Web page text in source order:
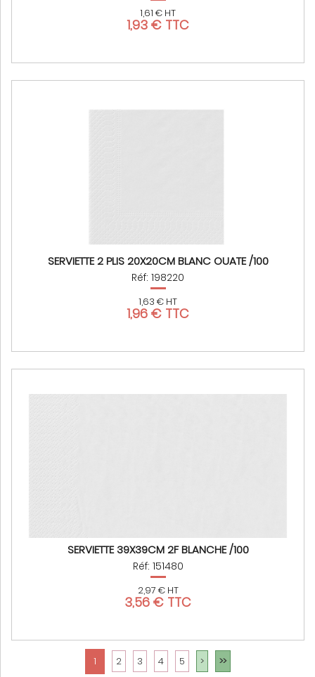
1,61 € HT
1,93 € TTC
SERVIETTE 2 PLIS 20X20CM BLANC OUATE /100
Réf: 198220
1,63 € HT
1,96 € TTC
SERVIETTE 39X39CM 2F BLANCHE /100
Réf: 151480
2,97 € HT
3,56 € TTC
1 2 3 4 5 > >>